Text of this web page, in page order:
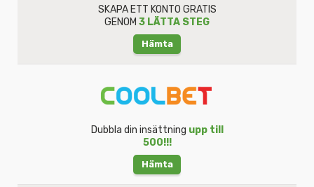
SKAPA ETT KONTO GRATIS
GENOM 3 LÄTTA STEG
Hämta
Dubbla din insättning upp till
500!!!
Hämta